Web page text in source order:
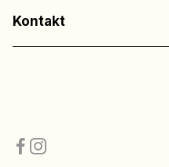
Kontakt